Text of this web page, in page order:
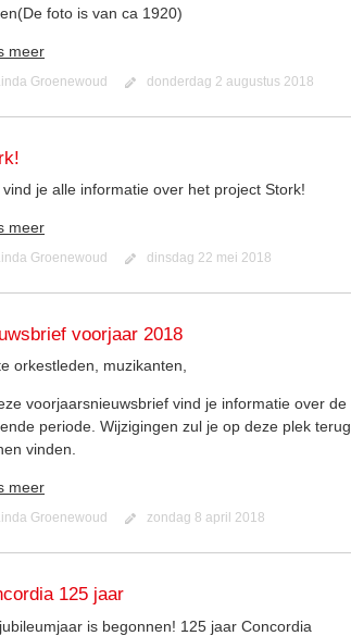
foto is van ca 1920)
meer
Groenewoud donderdag 2 augustus 2018
vind je alle informatie over het project Stork!
meer
Groenewoud dinsdag 22 mei 2018
voorjaar 2018
orkestleden, muzikanten,
voorjaarsnieuwsbrief vind je informatie over de
periode. Wijzigingen zul je op deze plek terug
vinden.
meer
Groenewoud zondag 8 april 2018
125 jaar
is begonnen! 125 jaar Concordia